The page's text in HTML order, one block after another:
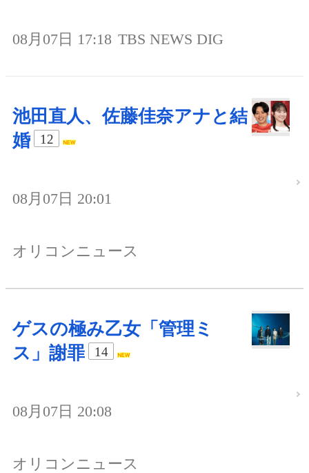
08月07日 17:18 TBS NEWS DIG
池田直人、佐藤佳奈アナと結
婚
12
08月07日 20:01
オリコンニュース
ゲスの極み乙女「管理ミ
ス」謝罪
14
08月07日 20:08
オリコンニュース